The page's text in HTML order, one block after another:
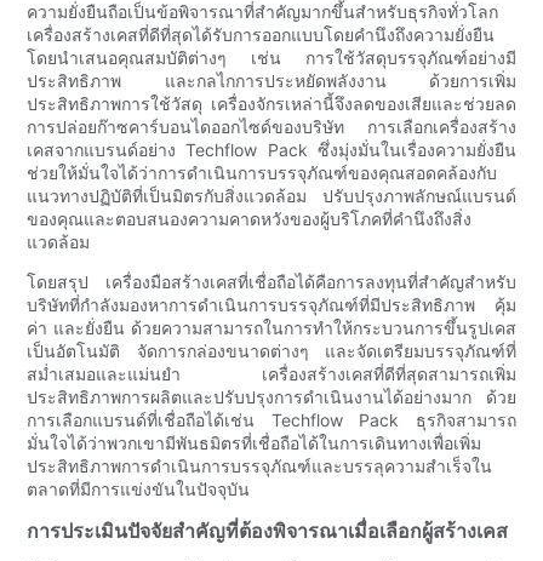
ความยั่งยืนถือเป็นข้อพิจารณาที่สำคัญมากขึ้นสำหรับธุรกิจทั่วโลก
เครื่องสร้างเคสที่ดีที่สุดได้รับการออกแบบโดยคำนึงถึงความยั่งยืน
โดยนำเสนอคุณสมบัติต่างๆ เช่น การใช้วัสดุบรรจุภัณฑ์อย่างมี
ประสิทธิภาพ และกลไกการประหยัดพลังงาน ด้วยการเพิ่ม
ประสิทธิภาพการใช้วัสดุ เครื่องจักรเหล่านี้จึงลดของเสียและช่วยลด
การปล่อยก๊าซคาร์บอนไดออกไซด์ของบริษัท การเลือกเครื่องสร้าง
เคสจากแบรนด์อย่าง Techflow Pack ซึ่งมุ่งมั่นในเรื่องความยั่งยืน
ช่วยให้มั่นใจได้ว่าการดำเนินการบรรจุภัณฑ์ของคุณสอดคล้องกับ
แนวทางปฏิบัติที่เป็นมิตรกับสิ่งแวดล้อม ปรับปรุงภาพลักษณ์แบรนด์
ของคุณและตอบสนองความคาดหวังของผู้บริโภคที่คำนึงถึงสิ่ง
แวดล้อม
โดยสรุป เครื่องมือสร้างเคสที่เชื่อถือได้คือการลงทุนที่สำคัญสำหรับ
บริษัทที่กำลังมองหาการดำเนินการบรรจุภัณฑ์ที่มีประสิทธิภาพ คุ้ม
ค่า และยั่งยืน ด้วยความสามารถในการทำให้กระบวนการขึ้นรูปเคส
เป็นอัตโนมัติ จัดการกล่องขนาดต่างๆ และจัดเตรียมบรรจุภัณฑ์ที่
สม่ำเสมอและแม่นยำ เครื่องสร้างเคสที่ดีที่สุดสามารถเพิ่ม
ประสิทธิภาพการผลิตและปรับปรุงการดำเนินงานได้อย่างมาก ด้วย
การเลือกแบรนด์ที่เชื่อถือได้เช่น Techflow Pack ธุรกิจสามารถ
มั่นใจได้ว่าพวกเขามีพันธมิตรที่เชื่อถือได้ในการเดินทางเพื่อเพิ่ม
ประสิทธิภาพการดำเนินการบรรจุภัณฑ์และบรรลุความสำเร็จใน
ตลาดที่มีการแข่งขันในปัจจุบัน
การประเมินปัจจัยสำคัญที่ต้องพิจารณาเมื่อเลือกผู้สร้างเคส